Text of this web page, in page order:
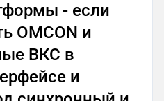
- если
OMCON и
ВКС в
и